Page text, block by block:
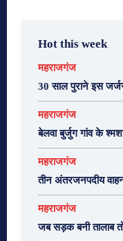
Hot this week
महराजगंज
30 साल पुराने इस
महराजगंज
बेलवा बुर्जुग गांव के
महराजगंज
तीन अंतरजनपदीय वाहन
महराजगंज
जब सड़क बनी तालाब